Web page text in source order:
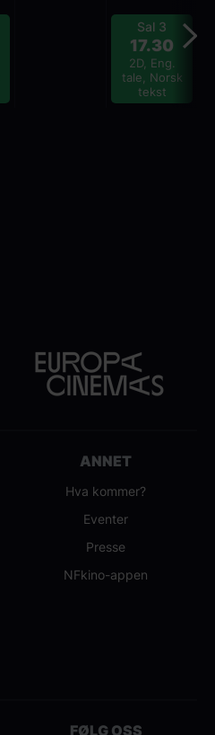
Sal 3
17.30
2D, Eng.
tale, Norsk
tekst
ANNET
Hva kommer?
Eventer
Presse
NFkino-appen
FØLG OSS